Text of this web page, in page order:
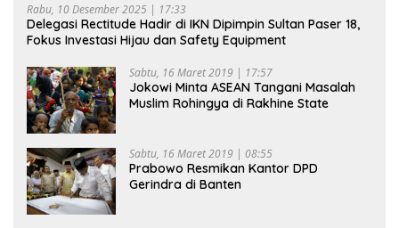
Rabu, 10 Desember 2025 | 17:33
Delegasi Rectitude Hadir di IKN Dipimpin Sultan Paser 18,
Fokus Investasi Hijau dan Safety Equipment
Sabtu, 16 Maret 2019 | 17:57
Jokowi Minta ASEAN Tangani Masalah
Muslim Rohingya di Rakhine State
Sabtu, 16 Maret 2019 | 08:55
Prabowo Resmikan Kantor DPD
Gerindra di Banten